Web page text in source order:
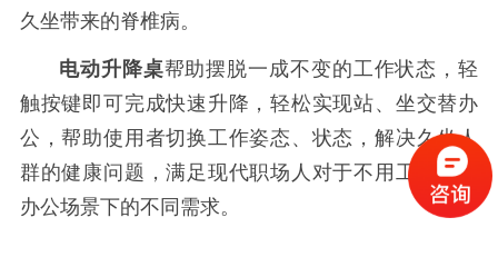
久坐带来的脊椎病。
电动升降桌帮助摆脱一成不变的工作状态，轻
触按键即可完成快速升降，轻松实现站、坐交替办
公，帮助使用者切换工作姿态、状态，解决久坐人
群的健康问题，满足现代职场人对于不用工作环境
办公场景下的不同需求。